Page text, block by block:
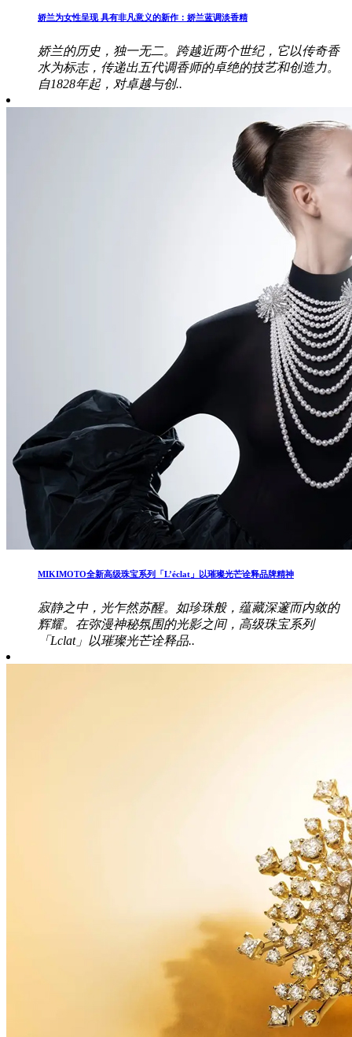
娇兰为女性呈现 具有非凡意义的新作：娇兰蓝调淡香精
娇兰的历史，独一无二。跨越近两个世纪，它以传奇香
水为标志，传递出五代调香师的卓绝的技艺和创造力。
自1828年起，对卓越与创..
MIKIMOTO全新高级珠宝系列「L’éclat」以璀璨光芒诠释品牌精神
寂静之中，光乍然苏醒。如珍珠般，蕴藏深邃而内敛的
辉耀。在弥漫神秘氛围的光影之间，高级珠宝系列
「Lclat」以璀璨光芒诠释品..